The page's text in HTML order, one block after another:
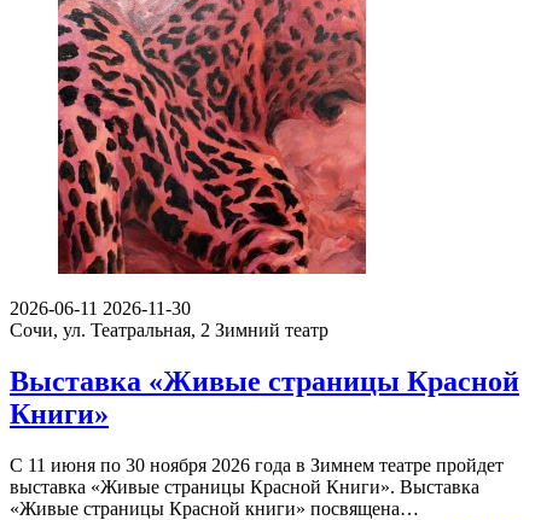
2026-06-11 2026-11-30
Сочи, ул. Театральная, 2 Зимний театр
Выставка «Живые страницы Красной
Книги»
С 11 июня по 30 ноября 2026 года в Зимнем театре пройдет
выставка «Живые страницы Красной Книги». Выставка
«Живые страницы Красной книги» посвящена…